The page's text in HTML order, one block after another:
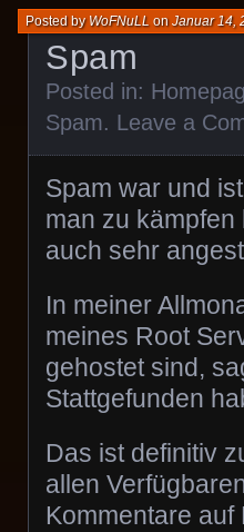
Spam
Posted byWoFNuLL onJanuar 14,
Posted in:
Spam. Leave a
Spam war und
man zu
auch sehr
In meiner
meines Root
gehostet sind,
Stattgefunden
Das ist definitiv
allen
Kommentare